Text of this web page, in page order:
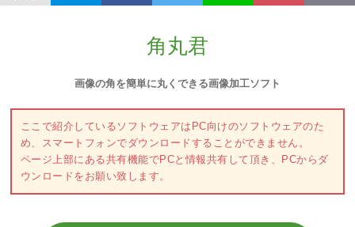
角丸君
画像の角を簡単に丸くできる画像加工ソフト
ここで紹介しているソフトウェアはPC向けのソフトウェアのた
め、スマートフォンでダウンロードすることができません。
ページ上部にある共有機能でPCと情報共有して頂き、PCからダ
ウンロードをお願い致します。